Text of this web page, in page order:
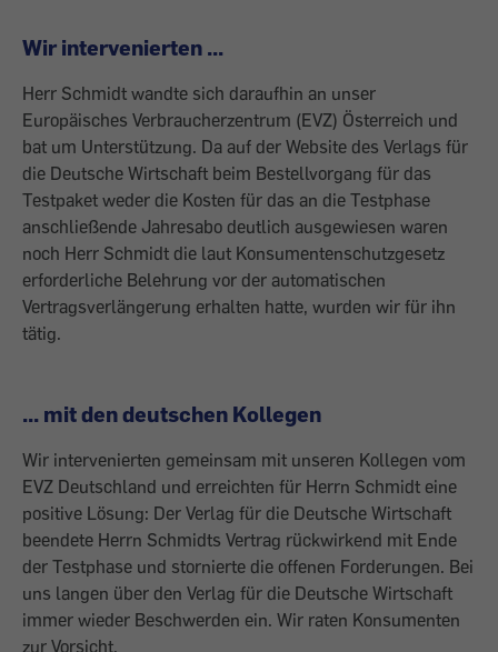
Wir intervenierten ...
Herr Schmidt wandte sich daraufhin an unser
Europäisches Verbraucherzentrum (EVZ) Österreich und
bat um Unterstützung. Da auf der Website des Verlags für
die Deutsche Wirtschaft beim Bestellvorgang für das
Testpaket weder die Kosten für das an die Testphase
anschließende Jahresabo deutlich ausgewiesen waren
noch Herr Schmidt die laut Konsumentenschutzgesetz
erforderliche Belehrung vor der automatischen
Vertragsverlängerung erhalten hatte, wurden wir für ihn
tätig.
... mit den deutschen Kollegen
Wir intervenierten gemeinsam mit unseren Kollegen vom
EVZ Deutschland und erreichten für Herrn Schmidt eine
positive Lösung: Der Verlag für die Deutsche Wirtschaft
beendete Herrn Schmidts Vertrag rückwirkend mit Ende
der Testphase und stornierte die offenen Forderungen. Bei
uns langen über den Verlag für die Deutsche Wirtschaft
immer wieder Beschwerden ein. Wir raten Konsumenten
zur Vorsicht.